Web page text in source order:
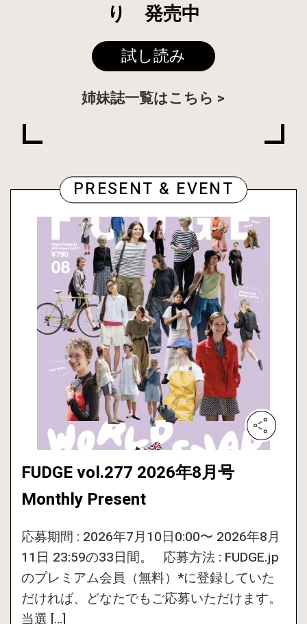
り 発売中
試し読み
姉妹誌一覧はこちら
PRESENT & EVENT
FUDGE vol.277 2026年8月号
Monthly Present
応募期間 : 2026年7月10日0:00〜 2026年8月
11日 23:59の33日間。 応募方法 : FUDGE.jp
のプレミアム会員（無料）*に登録していた
だければ、どなたでもご応募いただけます。
当選 […]